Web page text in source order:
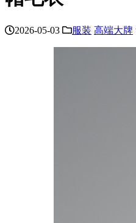
2026-05-03 服装 高端大牌